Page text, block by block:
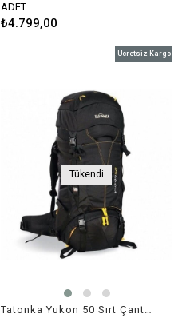
ADET
₺4.799,00
Tükendi
Ücretsiz Kargo